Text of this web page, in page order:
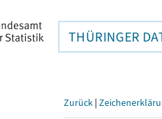
THÜRINGER
Zurück |